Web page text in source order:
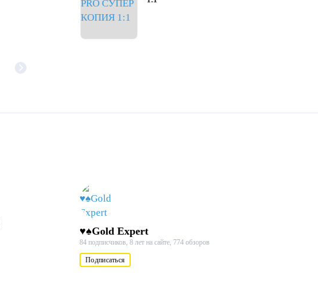
♥♠Gold Expert
84 подписчиков, 8 лет на сайте, 774 обзоров
Подписаться